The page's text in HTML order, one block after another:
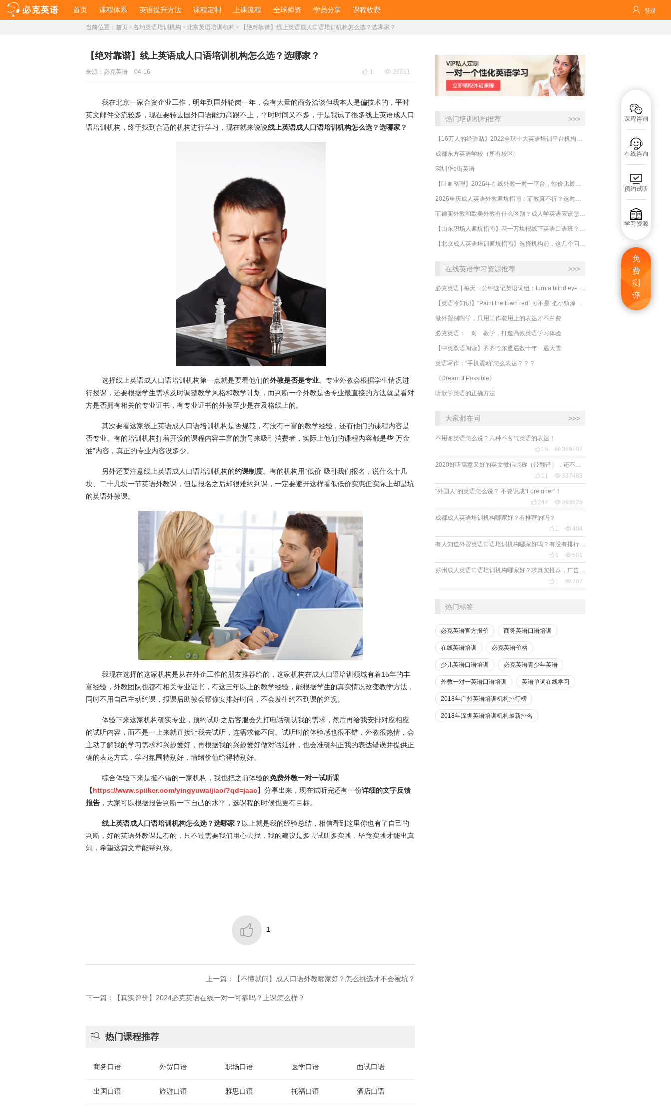
首页 课程体系 英语提升方法 课程定制 上课流程 全球师资 学员分享 课程收费  登录

课程咨询

在线咨询

预约试听

学习资源
免
费
测
评
当前位置： 首页 > 各地英语培训机构 > 北京英语培训机构 > ​【绝对靠谱】线上英语成人口语培训机构怎么选？选哪家？
​【绝对靠谱】线上英语成人口语培训机构怎么选？选哪家？
 1  26611
来源： 必克英语 04-16
我在北京一家合资企业工作，明年到国外轮岗一年，会有大量的商务洽谈但我本人是偏技术的，平时
英文邮件交流较多，现在要转去国外口语能力高跟不上，平时时间又不多，于是我试了很多线上英语成人口
语培训机构，终于找到合适的机构进行学习，现在就来说说线上英语成人口语培训机构怎么选？选哪家？
选择线上英语成人口语培训机构第一点就是要看他们的外教是否是专业。专业外教会根据学生情况进
行授课，还要根据学生需求及时调整教学风格和教学计划，而判断一个外教是否专业最直接的方法就是看对
方是否拥有相关的专业证书，有专业证书的外教至少是在及格线上的。
其次要看这家线上英语成人口语培训机构是否规范，有没有丰富的教学经验，还有他们的课程内容是
否专业。有的培训机构打着开设的课程内容丰富的旗号来吸引消费者，实际上他们的课程内容都是些“万金
油”内容，真正的专业内容没多少。
另外还要注意线上英语成人口语培训机构的约课制度。有的机构用“低价”吸引我们报名，说什么十几
块、二十几块一节英语外教课，但是报名之后却很难约到课，一定要避开这样看似低价实惠但实际上却是坑
的英语外教课。
我现在选择的这家机构是从在外企工作的朋友推荐给的，这家机构在成人口语培训领域有着15年的丰
富经验，外教团队也都有相关专业证书，有这三年以上的教学经验，能根据学生的真实情况改变教学方法，
同时不用自己主动约课，报课后助教会帮你安排好时间，不会发生约不到课的窘况。
体验下来这家机构确实专业，预约试听之后客服会先打电话确认我的需求，然后再给我安排对应相应
的试听内容，而不是一上来就直接让我去试听，连需求都不问。试听时的体验感也很不错，外教很热情，会
主动了解我的学习需求和兴趣爱好，再根据我的兴趣爱好做对话延伸，也会准确纠正我的表达错误并提供正
确的表达方式，学习氛围特别好，情绪价值给得特别好。
综合体验下来是挺不错的一家机构，我也把之前体验的免费外教一对一试听课
【https://www.spiiker.com/yingyuwaijiao/?qd=jaac】 分享出来，现在试听完还有一份详细的文字反馈
报告 ，大家可以根据报告判断一下自己的水平，选课程的时候也更有目标。
线上英语成人口语培训机构怎么选？选哪家？ 以上就是我的经验总结，相信看到这里你也有了自己的
判断，好的英语外教课是有的，只不过需要我们用心去找，我的建议是多去试听多实践，毕竟实践才能出真
知，希望这篇文章能帮到你。
 1
上一篇：​【不懂就问】成人口语外教哪家好？怎么挑选才不会被坑？
下一篇：【真实评价】2024必克英语在线一对一可靠吗？上课怎么样？
 热门课程推荐
商务口语 外贸口语 职场口语 医学口语 面试口语
出国口语 旅游口语 雅思口语 托福口语 酒店口语
热门培训机构推荐 >>>
成都东方英语学校（所有校区）
深圳华e街英语
在线英语学习资源推荐 >>>
做外贸别瞎学，只用工作能用上的表达才不白费
必克英语：一对一教学，打造高效英语学习体验
【中英双语阅读】齐齐哈尔遭遇数十年一遇大雪
英语写作：“手机震动”怎么表达？？？
《Dream It Possible》
听歌学英语的正确方法
大家都在问 >>>
不用谢英语怎么说？六种不客气英语的表达！
 15  369797
 11  337483
“外国人”的英语怎么说？ 不要说成“Foreigner”！
 244  293525
成都成人英语培训机构哪家好？有推荐的吗？
 1 404
 1  501
 1  767
热门标签
必克英语官方报价 商务英语口语培训
在线英语培训 必克英语价格
少儿英语口语培训 必克英语青少年英语
外教一对一英语口语培训 英语单词在线学习
2018年广州英语培训机构排行榜
2018年深圳英语培训机构最新排名